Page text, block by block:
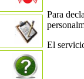
Para
El